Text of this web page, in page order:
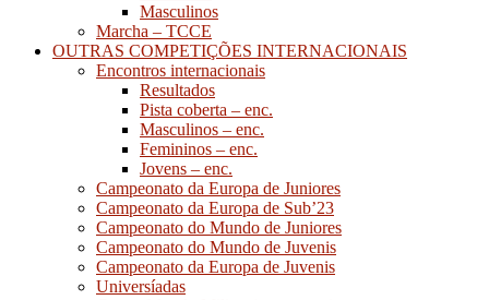
Masculinos
Marcha – TCCE
OUTRAS COMPETIÇÕES INTERNACIONAIS
Encontros internacionais
Resultados
Pista coberta – enc.
Masculinos – enc.
Femininos – enc.
Jovens – enc.
Campeonato da Europa de Juniores
Campeonato da Europa de Sub’23
Campeonato do Mundo de Juniores
Campeonato do Mundo de Juvenis
Campeonato da Europa de Juvenis
Universíadas